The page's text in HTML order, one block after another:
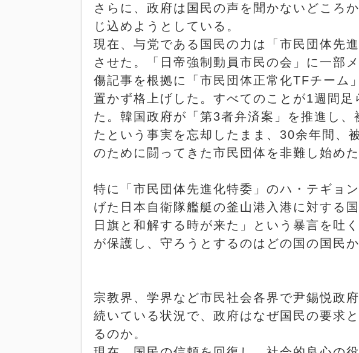
さらに、政府は国民の声を聞かないどころ
じ込めようとしている。
現在、与党である国民の力は「市民団体先
させた。「日帝強制動員市民の会」に一部
傷記事を根拠に「市民団体正常化TFチーム
置かず格上げした。すべてのことが1週間足
た。韓国政府が「第3者弁済案」を推進し、
たという事実を忘却したまま、 30余年間、
のために闘ってきた市民団体を非難し始めた
特に「市民団体先進化特委」のハ・テギョ
げた日本自衛隊艦艇の釜山港入港に対する
日旗と和解する時が来た」という暴言を吐
が保護し、守ろうとするのはどの国の国民か
宗教界、学界など市民社会各界で尹錫悦政
続いている状況で、政府はなぜ国民の要求
るのか。